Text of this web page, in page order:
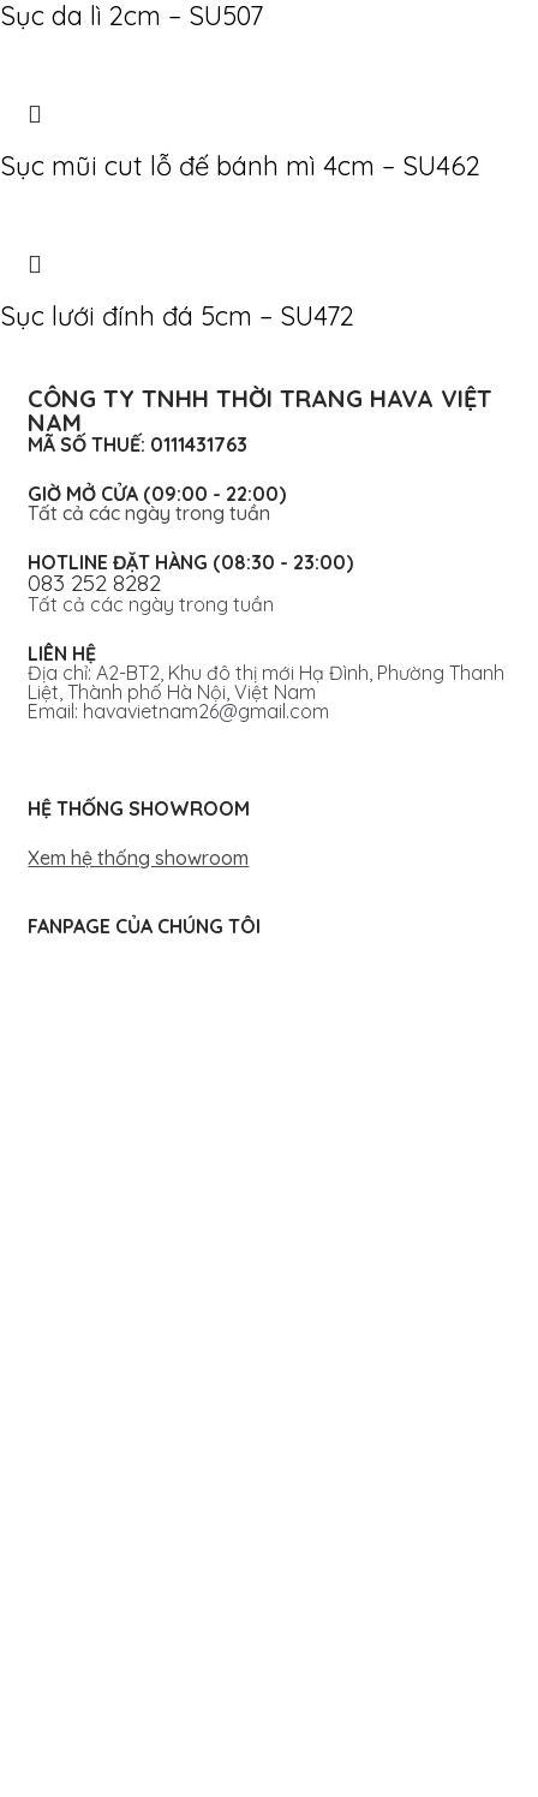
Sục da lì 2cm – SU507
Sục mũi cut lỗ đế bánh mì 4cm – SU462
Sục lưới đính đá 5cm – SU472
CÔNG TY TNHH THỜI TRANG HAVA VIỆT
NAM
MÃ SỐ THUẾ: 0111431763
GIỜ MỞ CỬA (09:00 - 22:00)
Tất cả các ngày trong tuần
HOTLINE ĐẶT HÀNG (08:30 - 23:00)
083 252 8282
Tất cả các ngày trong tuần
LIÊN HỆ
Địa chỉ: A2-BT2, Khu đô thị mới Hạ Đình, Phường Thanh
Liệt, Thành phố Hà Nội, Việt Nam
Email: havavietnam26@gmail.com
HỆ THỐNG SHOWROOM
Xem hệ thống showroom
FANPAGE CỦA CHÚNG TÔI